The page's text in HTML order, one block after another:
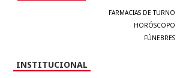
FARMACIAS DE TURNO
HORÓSCOPO
FÚNEBRES
INSTITUCIONAL